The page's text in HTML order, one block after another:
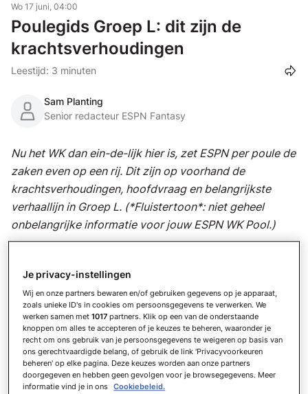
Wo 17 juni, 04:00
Poulegids Groep L: dit zijn de
krachtsverhoudingen
Leestijd: 3 minuten
Sam Planting
Senior redacteur ESPN Fantasy
Nu het WK dan ein-de-lijk hier is, zet ESPN per poule de
zaken even op een rij. Dit zijn op voorhand de
krachtsverhoudingen, hoofdvraag en belangrijkste
verhaallijn in Groep L. (*Fluistertoon*: niet geheel
onbelangrijke informatie voor jouw ESPN WK Pool.)
Underdogs Panama (nr. 33) en Ghana (nr. 74) zit het
qua loting niet mee. Met Engeland (nr. 4) en Kroatië
(nr. 11) treffen zij twee landen uit de top-11 van de
FIFA Wereldranglijst. Slechts in één andere poule op
dit WK (Groep C: nr. 6 Brazilië en nr. 8 Marokko) is dat
ook mogelijk.
Je privacy-instellingen
Wij en onze partners bewaren en/of gebruiken gegevens op je apparaat,
zoals unieke ID's in cookies om persoonsgegevens te verwerken. We
werken samen met1017 partners. Klik op een van de onderstaande
knoppen om alles te accepteren of je keuzes te beheren, waaronder je
recht om ons gebruik van je persoonsgegevens te weigeren op basis van
ons gerechtvaardigde belang, of gebruik de link 'Privacyvoorkeuren
beheren' op elke pagina. Deze keuzes worden aan onze partners
doorgegeven en hebben geen gevolgen voor je browsegegevens. Meer
informatie vind je in ons Cookiebeleid.